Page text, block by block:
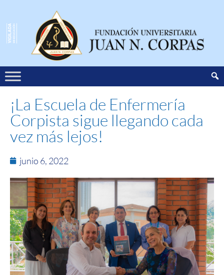
¡La Escuela de Enfermería
Corpista sigue llegando cada
vez más lejos!
junio 6, 2022